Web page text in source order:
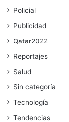
Policial
Publicidad
Qatar2022
Reportajes
Salud
Sin categoría
Tecnología
Tendencias